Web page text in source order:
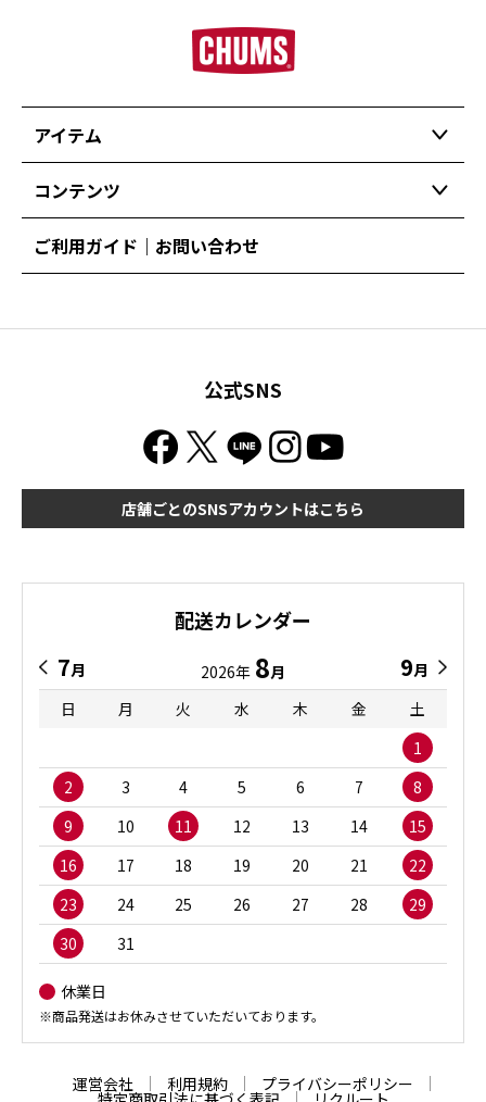
アイテム
コンテンツ
ご利用ガイド｜お問い合わせ
公式SNS
店舗ごとのSNSアカウントはこちら
配送カレンダー
7月 2026年 8月 9月
日
月 火 水 木 金
土
1
2
3 4 5 6 7
8
9
10 11 12 13 14
15
16
17 18 19 20 21
22
23
24 25 26 27 28
29
30
31
休業日
※商品発送はお休みさせていただいております。
運営会社 利用規約 プライバシーポリシー